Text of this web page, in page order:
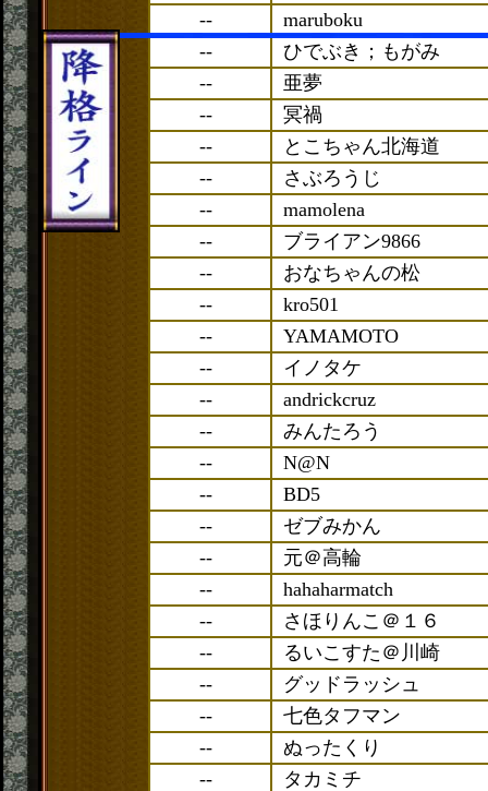
--
maruboku
--
ひでぶき；もがみ
--
亜夢
--
冥禍
--
とこちゃん北海道
--
さぶろうじ
--
mamolena
--
ブライアン9866
--
おなちゃんの松
--
kro501
--
YAMAMOTO
--
イノタケ
--
andrickcruz
--
みんたろう
--
N@N
--
BD5
--
ゼブみかん
--
元＠高輪
--
hahaharmatch
--
さほりんこ＠１６
--
るいこすた＠川崎
--
グッドラッシュ
--
七色タフマン
--
ぬったくり
--
タカミチ